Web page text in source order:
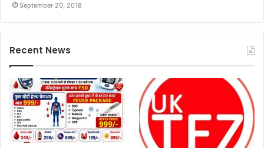
September 20, 2018
Recent News